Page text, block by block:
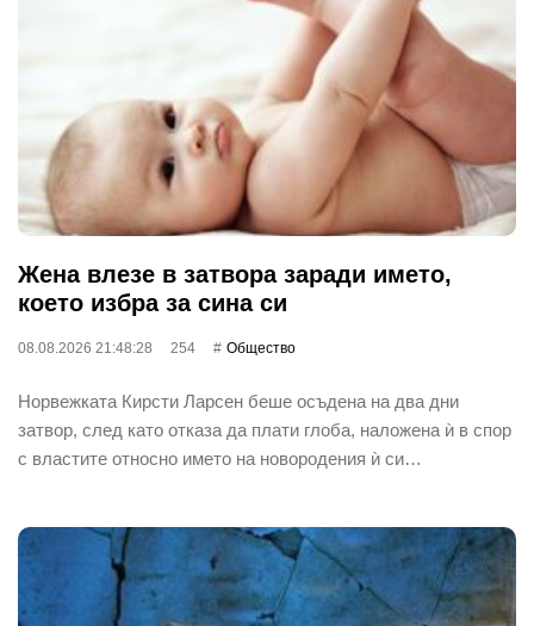
Жена влезе в затвора заради името,
което избра за сина си
08.08.2026 21:48:28 254 Общество
Норвежката Кирсти Ларсен беше осъдена на два дни
затвор, след като отказа да плати глоба, наложена ѝ в спор
с властите относно името на новородения ѝ си…